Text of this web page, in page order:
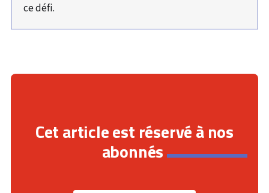
ce défi.
Cet article est réservé à nos
abonnés